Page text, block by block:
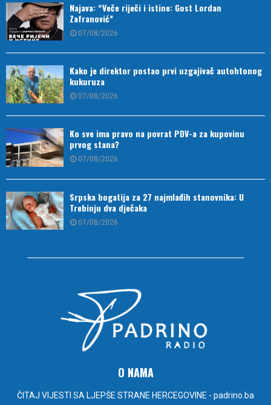
Najava: “Veče riječi i istine: Gost Lordan
Zafranović”
07/08/2026
Kako je direktor postao prvi uzgajivač autohtonog
kukuruza
07/08/2026
Ko sve ima pravo na povrat PDV-a za kupovinu
prvog stana?
07/08/2026
Srpska bogatija za 27 najmlađih stanovnika: U
Trebinju dva dječaka
07/08/2026
O NAMA
ČITAJ VIJESTI SA LJEPŠE STRANE HERCEGOVINE - padrino.ba